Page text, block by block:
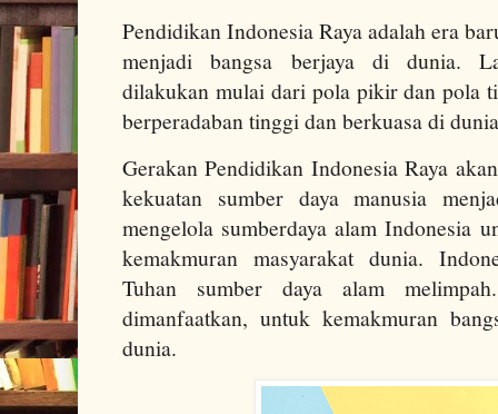
Pendidikan Indonesia Raya adalah era
menjadi bangsa berjaya di dunia.
dilakukan mulai dari pola pikir dan pola
berperadaban tinggi dan berkuasa di
Gerakan Pendidikan Indonesia Raya
kekuatan sumber daya manusia
mengelola sumberdaya alam Indonesia
kemakmuran masyarakat dunia.
Tuhan sumber daya alam
dimanfaatkan, untuk kemakmuran
dunia.